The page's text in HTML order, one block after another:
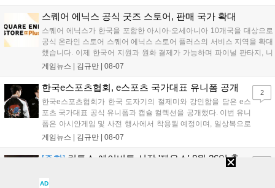
세한 정보는 공식 커뮤니티에서 확인 가능하다....
스퀘어 에닉스 공식 굿즈 스토어, 판매 국가 확대
스퀘어 에닉스가 한국을 포함한 아시아·오세아니아 10개국을 대상으로
공식 온라인 스토어 스퀘어 에닉스 스토어 플러스의 서비스 지역을 확대
했습니다. 이제 한국어 지원과 원화 결제가 가능하며 파이널 판타지, 니
어 등 주요 게임의 피규어, 굿즈를 구매할 수 있습니다. 신상품이 순차적
용 가능합니다....
게임뉴스 | 김규만 | 08-07
한국e스포츠협회, e스포츠 국가대표 유니폼 공개
한국e스포츠협회가 한국 도자기의 절제미와 강인함을 담은 e스
포츠 국가대표 공식 유니폼과 캡슐 컬렉션을 공개했다. 이번 유니
폼은 아시안게임 및 사전 행사에서 착용될 예정이며, 일상복으로
구성된 컬렉션은 오는 8월 28일부터 골스튜디오 공식 홈페이지
서는 대회 규정에 따라 별도의 유니폼을 착용할 계획이다....
게임뉴스 | 김규만 | 08-07
2
[종합] 컴투스-에이버튼 신작 '제우스' 8월 26일 출
컴투스가 신작 MMORPG '제우스: 오만의 신'을 8월 26일 낮 12시
AD